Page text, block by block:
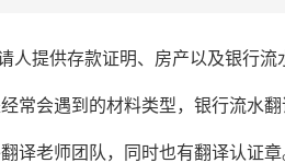
人提供存款证明、房产以及银行
常会遇到的材料类型，银行流水
译老师团队，同时也有翻译认证章